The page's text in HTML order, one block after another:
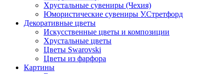
Хрустальные сувениры (Чехия)
Юмористические сувениры У.Стретфорд
Декоративные цветы
Искусственные цветы и композиции
Хрустальные цветы
Цветы Swarovski
Цветы из фарфора
Картины